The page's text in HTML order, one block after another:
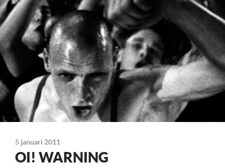
Zwart-wit, 90 minuten
Distributie
Speciale import
Te zien
16 mei (Vera Zienema, Groningen), 17 mei (Filmhuis de
Keizer, Deventer), 19 mei (Cinema de Balie, Amsterdam) en
22 mei (Popifilm, Rotterdam)
5 januari 2011
OI! WARNING